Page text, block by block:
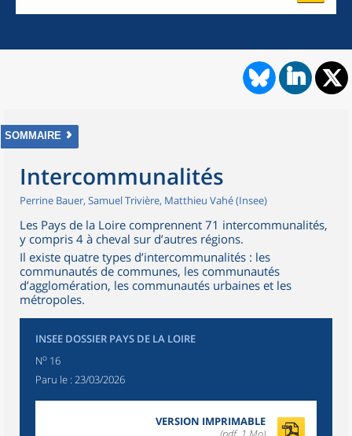
SOMMAIRE
Intercommunalités
Perrine Bauer, Samuel Trivière, Matthieu Vahé (Insee)
Les Pays de la Loire comprennent 71 intercommunalités,
y compris 4 à cheval sur d’autres régions.
Il existe quatre types d’intercommunalités : les
communautés de communes, les communautés
d’agglomération, les communautés urbaines et les
métropoles.
INSEE DOSSIER PAYS DE LA LOIRE
No 16
Paru le : 23/03/2026
VERSION IMPRIMABLE